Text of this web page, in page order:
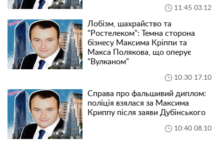
11:45 03.12
Лобізм, шахрайство та
"Ростелеком": Темна сторона
бізнесу Максима Кріппи та
Макса Полякова, що оперує
"Вулканом"
10:30 17.10
Справа про фальшивий диплом:
поліція взялася за Максима
Криппу після заяви Дубінського
10:40 08.10